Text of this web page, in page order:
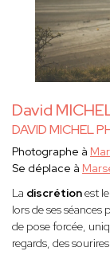
David
DAVID MICHEL
Photographe à
Se déplace à
La discrétionest
lors de ses
de pose forcée,
regards, des